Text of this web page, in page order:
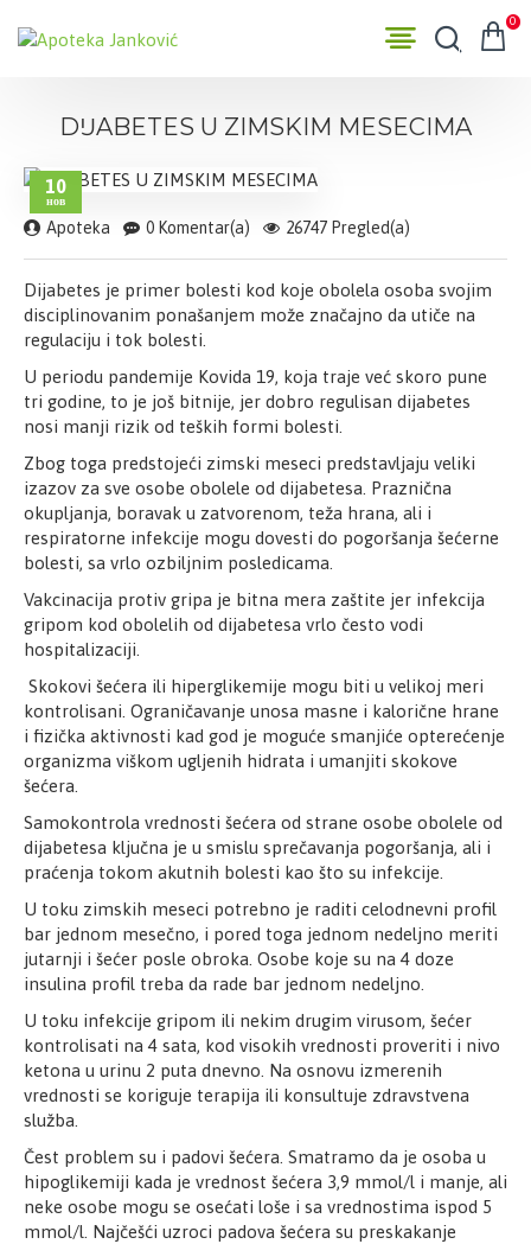
0
DĲABETES U ZIMSKIM MESECIMA
10
нов
Apoteka 0 Komentar(a) 26747 Pregled(a)
Dijabetes je primer bolesti kod koje obolela osoba svojim
disciplinovanim ponašanjem može značajno da utiče na
regulaciju i tok bolesti.
U periodu pandemije Kovida 19, koja traje već skoro pune
tri godine, to je još bitnije, jer dobro regulisan dijabetes
nosi manji rizik od teških formi bolesti.
Zbog toga predstojeći zimski meseci predstavljaju veliki
izazov za sve osobe obolele od dijabetesa. Praznična
okupljanja, boravak u zatvorenom, teža hrana, ali i
respiratorne infekcije mogu dovesti do pogoršanja šećerne
bolesti, sa vrlo ozbiljnim posledicama.
Vakcinacija protiv gripa je bitna mera zaštite jer infekcija
gripom kod obolelih od dijabetesa vrlo često vodi
hospitalizaciji.
Skokovi šećera ili hiperglikemije mogu biti u velikoj meri
kontrolisani. Ograničavanje unosa masne i kalorične hrane
i fizička aktivnosti kad god je moguće smanjiće opterećenje
organizma viškom ugljenih hidrata i umanjiti skokove
šećera.
Samokontrola vrednosti šećera od strane osobe obolele od
dijabetesa ključna je u smislu sprečavanja pogoršanja, ali i
praćenja tokom akutnih bolesti kao što su infekcije.
U toku zimskih meseci potrebno je raditi celodnevni profil
bar jednom mesečno, i pored toga jednom nedeljno meriti
jutarnji i šećer posle obroka. Osobe koje su na 4 doze
insulina profil treba da rade bar jednom nedeljno.
U toku infekcije gripom ili nekim drugim virusom, šećer
kontrolisati na 4 sata, kod visokih vrednosti proveriti i nivo
ketona u urinu 2 puta dnevno. Na osnovu izmerenih
vrednosti se koriguje terapija ili konsultuje zdravstvena
služba.
Čest problem su i padovi šećera. Smatramo da je osoba u
hipoglikemiji kada je vrednost šećera 3,9 mmol/l i manje, ali
neke osobe mogu se osećati loše i sa vrednostima ispod 5
mmol/l. Najčešći uzroci padova šećera su preskakanje